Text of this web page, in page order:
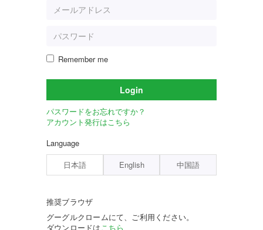
Remember me
Login
パスワードをお忘れですか？
アカウント発行はこちら
Language
日本語
English 中国語
推奨ブラウザ
グーグルクロームにて、ご利用ください。
ダウンロードは こちら